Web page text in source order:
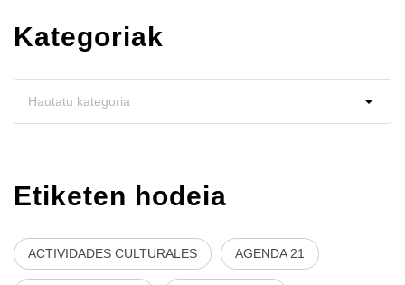
Kategoriak
Etiketen hodeia
ACTIVIDADES CULTURALES AGENDA 21